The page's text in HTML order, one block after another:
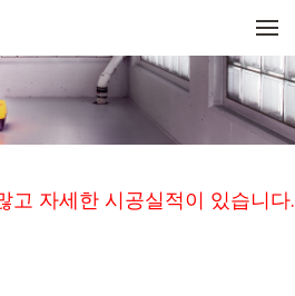
자세한 시공실적이 있습니다.